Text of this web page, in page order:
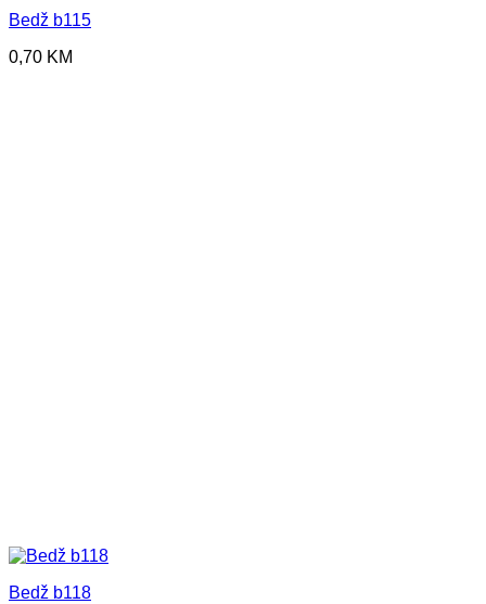
Bedž b115
0,70 KM
Bedž b118